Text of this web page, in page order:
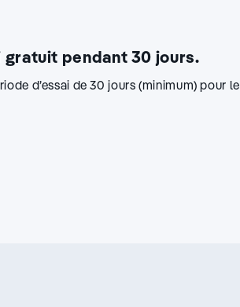
pendant 30 jours.
d’essai de 30 jours (minimum) pour le